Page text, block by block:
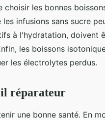
choisir les bonnes
infusions sans sucre
à l'hydratation, doivent
les boissons
les électrolytes perdus.
réparateur
une bonne santé. En